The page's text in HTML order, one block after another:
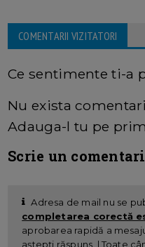
COMENTARII VIZITATORI
Ce sentimente ti-a
Nu exista
Adauga-l tu pe
Scrie un
Adresa de mail nu se
completarea corectă
aprobarea rapidă a
aștepți răspuns. | Toate